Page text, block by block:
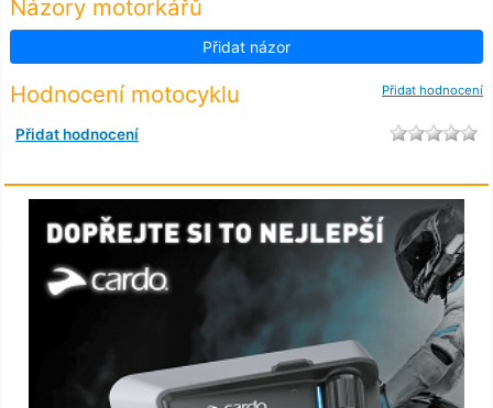
Názory motorkářů
Přidat názor
Přidat hodnocení
Hodnocení motocyklu
Přidat hodnocení